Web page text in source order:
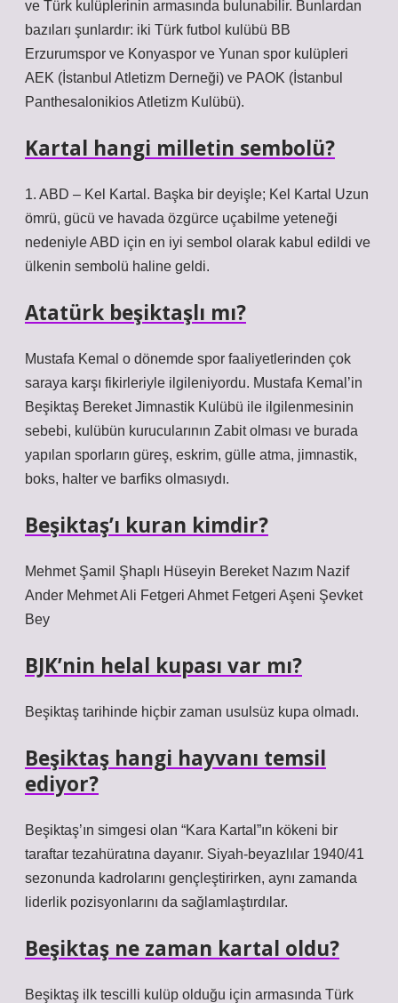
ve Türk kulüplerinin armasında bulunabilir. Bunlardan
bazıları şunlardır: iki Türk futbol kulübü BB
Erzurumspor ve Konyaspor ve Yunan spor kulüpleri
AEK (İstanbul Atletizm Derneği) ve PAOK (İstanbul
Panthesalonikios Atletizm Kulübü).
Kartal hangi milletin sembolü?
1. ABD – Kel Kartal. Başka bir deyişle; Kel Kartal Uzun
ömrü, gücü ve havada özgürce uçabilme yeteneği
nedeniyle ABD için en iyi sembol olarak kabul edildi ve
ülkenin sembolü haline geldi.
Atatürk beşiktaşlı mı?
Mustafa Kemal o dönemde spor faaliyetlerinden çok
saraya karşı fikirleriyle ilgileniyordu. Mustafa Kemal’in
Beşiktaş Bereket Jimnastik Kulübü ile ilgilenmesinin
sebebi, kulübün kurucularının Zabit olması ve burada
yapılan sporların güreş, eskrim, gülle atma, jimnastik,
boks, halter ve barfiks olmasıydı.
Beşiktaş’ı kuran kimdir?
Mehmet Şamil Şhaplı Hüseyin Bereket Nazım Nazif
Ander Mehmet Ali Fetgeri Ahmet Fetgeri Aşeni Şevket
Bey
BJK’nin helal kupası var mı?
Beşiktaş tarihinde hiçbir zaman usulsüz kupa olmadı.
Beşiktaş hangi hayvanı temsil
ediyor?
Beşiktaş’ın simgesi olan “Kara Kartal”ın kökeni bir
taraftar tezahüratına dayanır. Siyah-beyazlılar 1940/41
sezonunda kadrolarını gençleştirirken, aynı zamanda
liderlik pozisyonlarını da sağlamlaştırdılar.
Beşiktaş ne zaman kartal oldu?
Beşiktaş ilk tescilli kulüp olduğu için armasında Türk